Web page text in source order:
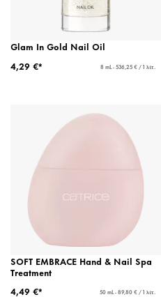
Glam In Gold Nail Oil
4,29 €*
8 mL - 536,25 € / 1 λίτ.
SOFT EMBRACE Hand & Nail Spa
Treatment
4,49 €*
50 mL - 89,80 € / 1 λίτ.